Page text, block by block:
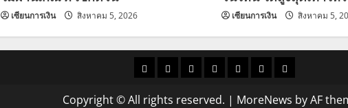
เซียนการเงิน สิงหาคม 5, 2026 เซียนการเงิน สิงหาคม 5,
ราคาแนว
ข่าว
ข่าว
ดูด
ที่
ผู้ชาย
Copyright © All rights reserved. | MoreNews by AF